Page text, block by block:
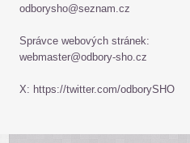
odborysho@seznam.cz
Správce webových stránek:
webmaster@odbory-sho.cz
X: https://twitter.com/odborySHO